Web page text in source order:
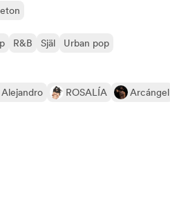
R&B Själ Urban pop
Alejandro ROSALÍA
Arcángel